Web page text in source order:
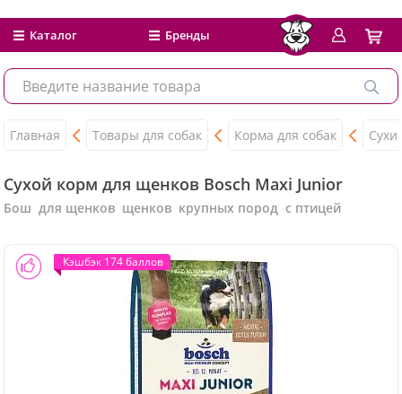
Каталог Бренды
Главная Товары для собак Корма для собак
Сухой корм для щенков Bosch Maxi Junior
Бош для щенков щенков крупных пород с птицей
Кэшбэк 174 баллов